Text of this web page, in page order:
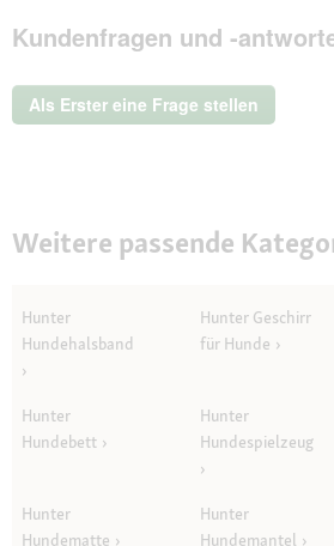
dieser
Aktion
ein
modales
Kundenfragen und -
Als Erster eine Frage stellen
Weitere passende
Hunter
Hundehalsband
Hunter Geschirr
für Hunde
Hunter
Hundebett
Hunter
Hundespielzeug
Hunter
Hundematte
Hunter
Hundemantel